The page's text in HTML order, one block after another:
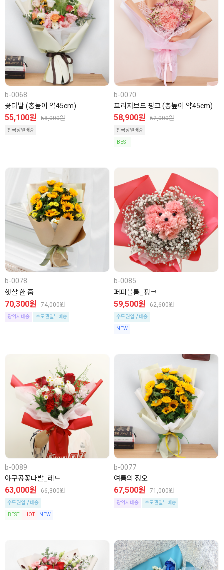
b-0068
꽃다발 (총높이 약45cm)
55,100원 58,000원
전국당일배송
b-0070
프리저브드 핑크 (총높이 약45cm)
58,900원 62,000원
전국당일배송
BEST
b-0078
햇살 한 줌
70,300원 74,000원
광역시배송 수도권일부배송
b-0085
퍼피블룸_핑크
59,500원 62,600원
수도권일부배송
NEW
b-0089
야구공꽃다발_레드
63,000원 66,300원
수도권일부배송
BEST HOT NEW
b-0077
여름의 정오
67,500원 71,000원
광역시배송 수도권일부배송